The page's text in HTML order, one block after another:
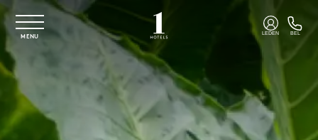
Overslaan naar hoofdinhoud
MENU
LEDEN BEL